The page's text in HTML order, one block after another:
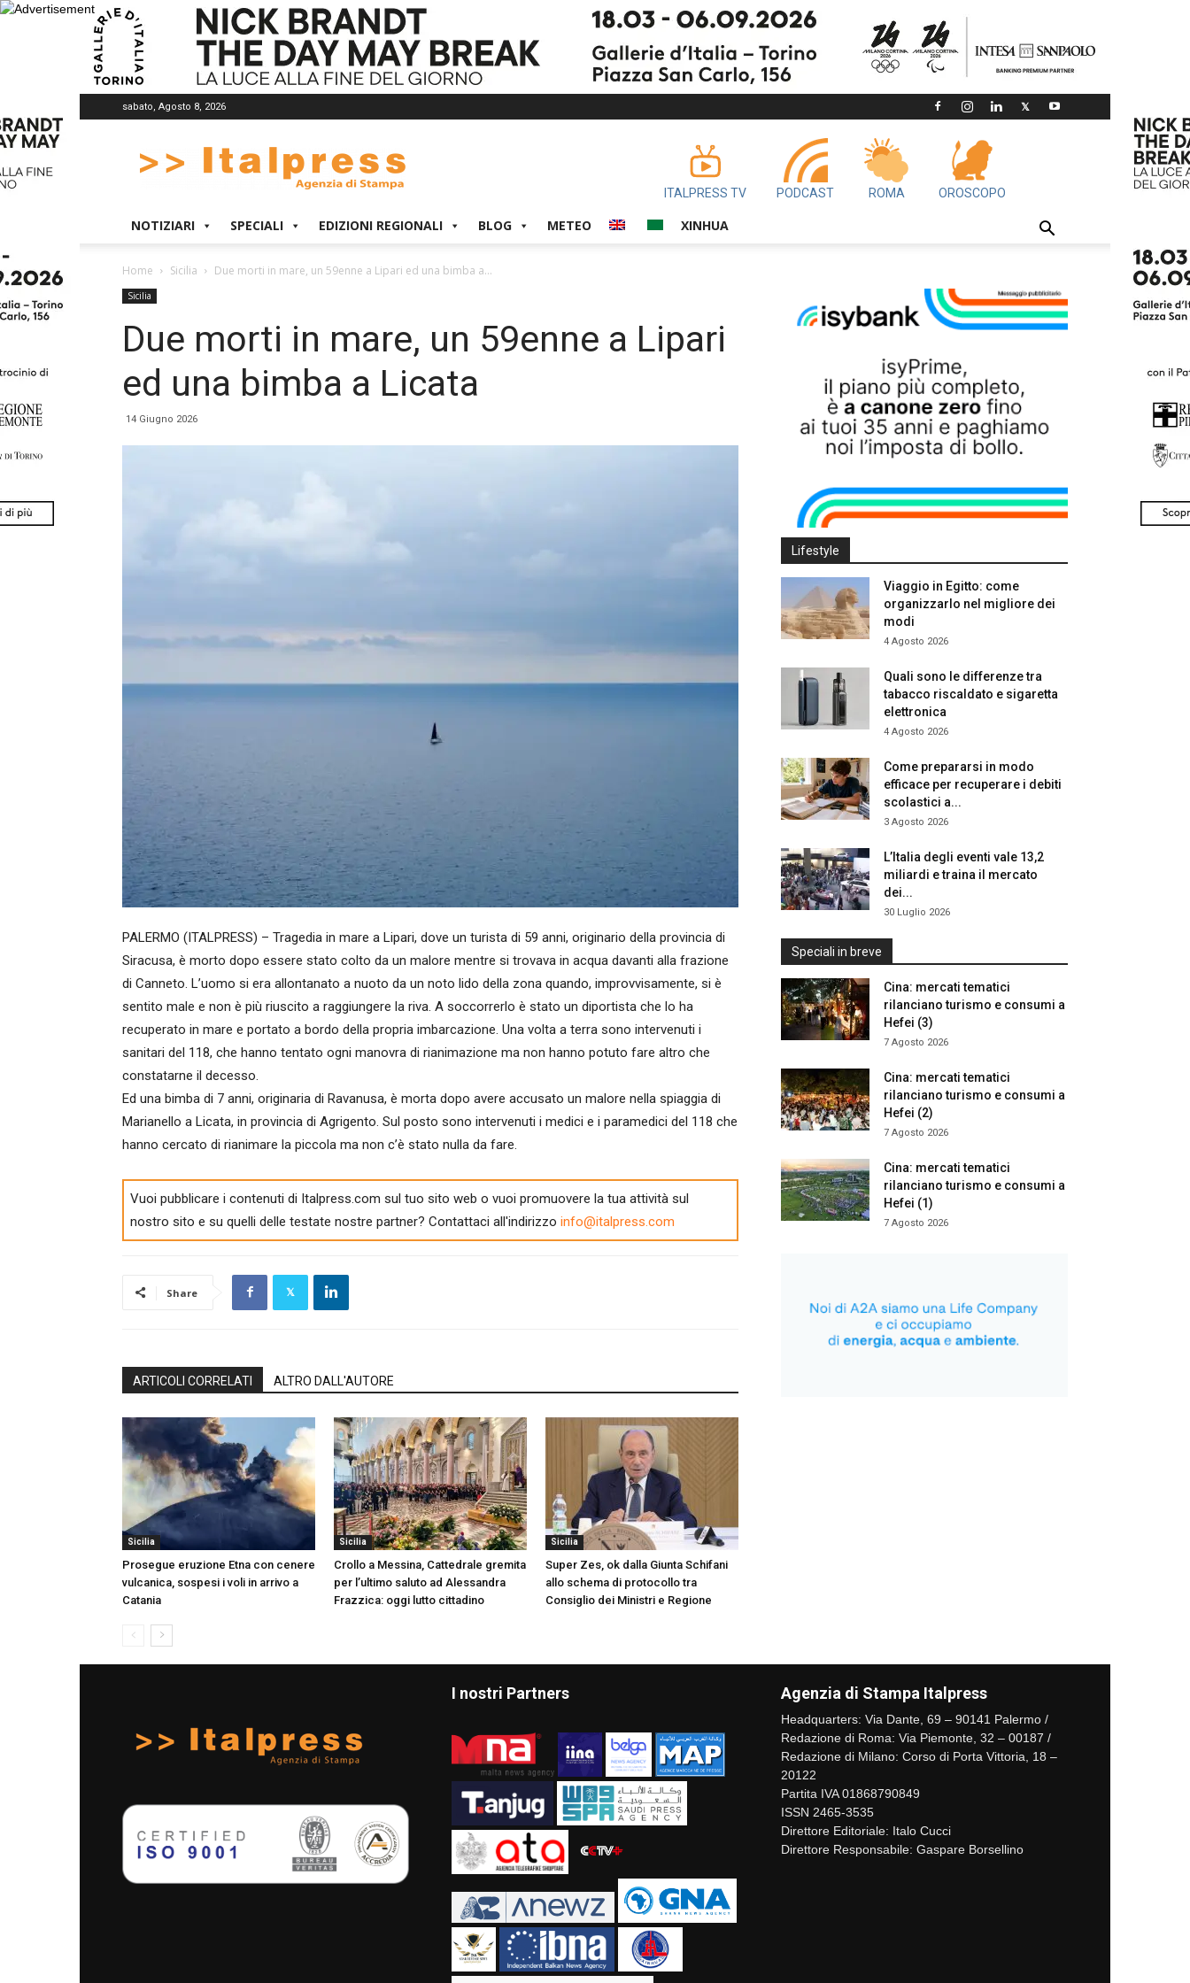
sabato, Agosto 8, 2026
ITALPRESS TV PODCAST ROMA OROSCOPO
NOTIZIARI SPECIALI EDIZIONI REGIONALI BLOG METEO XINHUA
Home Sicilia Due morti in mare, un 59enne a Lipari ed una bimba a...
Sicilia
Due morti in mare, un 59enne a Lipari
ed una bimba a Licata
14 Giugno 2026
PALERMO (ITALPRESS) – Tragedia in mare a Lipari, dove un turista di 59 anni, originario della provincia di
Siracusa, è morto dopo essere stato colto da un malore mentre si trovava in acqua davanti alla frazione
di Canneto. L’uomo si era allontanato a nuoto da un noto lido della zona quando, improvvisamente, si è
sentito male e non è più riuscito a raggiungere la riva. A soccorrerlo è stato un diportista che lo ha
recuperato in mare e portato a bordo della propria imbarcazione. Una volta a terra sono intervenuti i
sanitari del 118, che hanno tentato ogni manovra di rianimazione ma non hanno potuto fare altro che
constatarne il decesso.
Ed una bimba di 7 anni, originaria di Ravanusa, è morta dopo avere accusato un malore nella spiaggia di
Marianello a Licata, in provincia di Agrigento. Sul posto sono intervenuti i medici e i paramedici del 118 che
hanno cercato di rianimare la piccola ma non c’è stato nulla da fare.
Vuoi pubblicare i contenuti di Italpress.com sul tuo sito web o vuoi promuovere la tua attività sul
nostro sito e su quelli delle testate nostre partner? Contattaci all'indirizzo info@italpress.com
Share
ARTICOLI CORRELATI ALTRO DALL'AUTORE
Sicilia
Prosegue eruzione Etna con cenere
vulcanica, sospesi i voli in arrivo a
Catania
Sicilia
Crollo a Messina, Cattedrale gremita
per l’ultimo saluto ad Alessandra
Frazzica: oggi lutto cittadino
Sicilia
Super Zes, ok dalla Giunta Schifani
allo schema di protocollo tra
Consiglio dei Ministri e Regione
Lifestyle
Viaggio in Egitto: come
organizzarlo nel migliore dei
modi
4 Agosto 2026
Quali sono le differenze tra
tabacco riscaldato e sigaretta
elettronica
4 Agosto 2026
Come prepararsi in modo
efficace per recuperare i debiti
scolastici a...
3 Agosto 2026
L’Italia degli eventi vale 13,2
miliardi e traina il mercato
dei...
30 Luglio 2026
Speciali in breve
Cina: mercati tematici
rilanciano turismo e consumi a
Hefei (3)
7 Agosto 2026
Cina: mercati tematici
rilanciano turismo e consumi a
Hefei (2)
7 Agosto 2026
Cina: mercati tematici
rilanciano turismo e consumi a
Hefei (1)
7 Agosto 2026
I nostri Partners Agenzia di Stampa Italpress
Headquarters: Via Dante, 69 – 90141 Palermo /
Redazione di Roma: Via Piemonte, 32 – 00187 /
Redazione di Milano: Corso di Porta Vittoria, 18 –
20122
Partita IVA 01868790849
ISSN 2465-3535
Direttore Editoriale: Italo Cucci
Direttore Responsabile: Gaspare Borsellino